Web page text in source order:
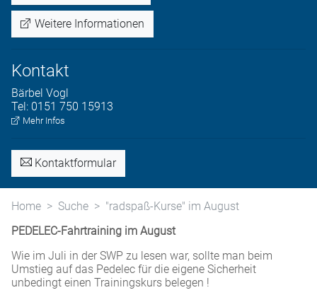
Weitere Informationen
Kontakt
Bärbel Vogl
Tel: 0151 750 15913
Mehr Infos
Kontaktformular
Home Suche
"radspaß-Kurse" im August
PEDELEC-Fahrtraining im August
Wie im Juli in der SWP zu lesen war, sollte man beim
Umstieg auf das Pedelec für die eigene Sicherheit
unbedingt einen Trainingskurs belegen !